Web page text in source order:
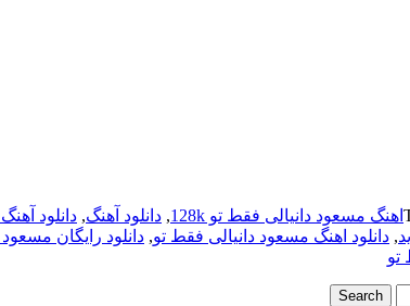
اهنگ مسعود دانیالی فقط تو 128k , دانلود آهنگ, دانلود
, دانلود اهنگ مسعود دانیالی فقط تو, دانلود رایگان
تو